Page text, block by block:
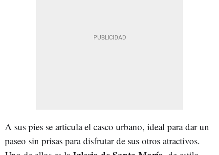
A sus pies se articula el casco urbano, ideal para dar un
paseo sin prisas para disfrutar de sus otros atractivos.